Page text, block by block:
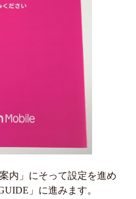
内」にそって設定を進め
」に進みます。